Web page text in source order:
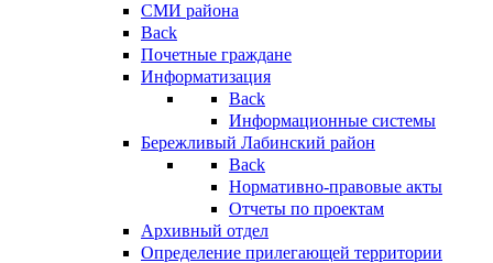
СМИ района
Back
Почетные граждане
Информатизация
Back
Информационные системы
Бережливый Лабинский район
Back
Нормативно-правовые акты
Отчеты по проектам
Архивный отдел
Определение прилегающей территории